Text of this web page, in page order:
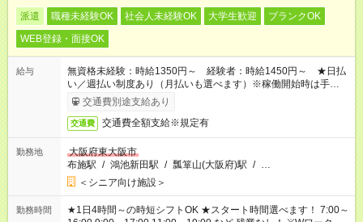
派遣 職種未経験OK 社会人未経験OK 大学生歓迎
ブランクOK
WEB登録・面接OK
給与
無資格未経験：時給1350円～ 経験者：時給1450円～ ★日払
い／週払い制度あり（月払いも選べます）※稼働開始時は手続き
完了次第のお支払いとなります。
交通費別途支給あり
交通費 交通費全額支給※規定有
勤務地
大阪府東大阪市
布施駅 / 鴻池新田駅 / 瓢箪山(大阪府)駅 / …
＜シニア向け施設＞
勤務時間
★1日4時間～の時短シフトOK ★スタート時間選べます！ 7:00～